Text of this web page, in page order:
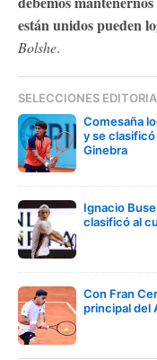
están unidos pueden
Bolshe.
SELECCIONES
Comesaña
y se
Ginebra
Ignacio
clasificó al
Con Fran
principal del